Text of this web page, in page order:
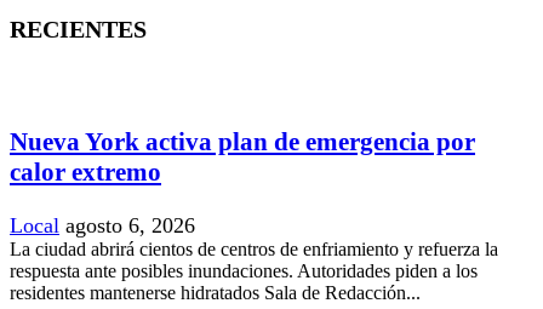
RECIENTES
Nueva York activa plan de emergencia por
calor extremo
Local agosto 6, 2026
La ciudad abrirá cientos de centros de enfriamiento y refuerza la
respuesta ante posibles inundaciones. Autoridades piden a los
residentes mantenerse hidratados Sala de Redacción...